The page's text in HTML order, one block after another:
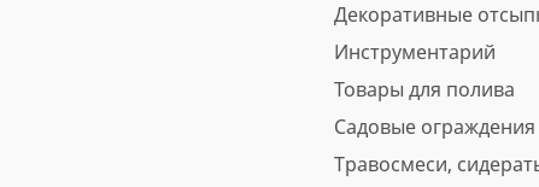
Декоративные
Инструментарий
Товары для полива
Садовые ограждения
Травосмеси,